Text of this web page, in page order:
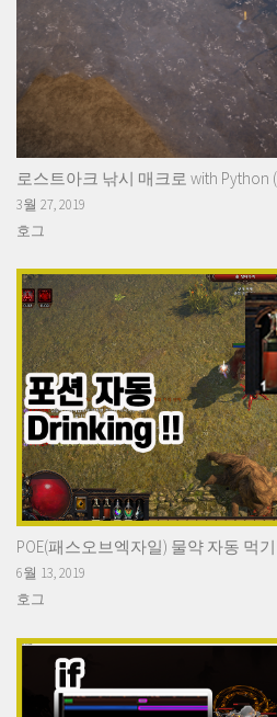
로스트아크 낚시 매크로 with Python
3월 27, 2019
호그
POE(패스오브엑자일) 물약 자동 먹
6월 13, 2019
호그